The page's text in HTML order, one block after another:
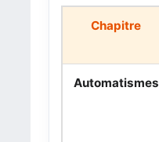
Chapitre
Automatismes